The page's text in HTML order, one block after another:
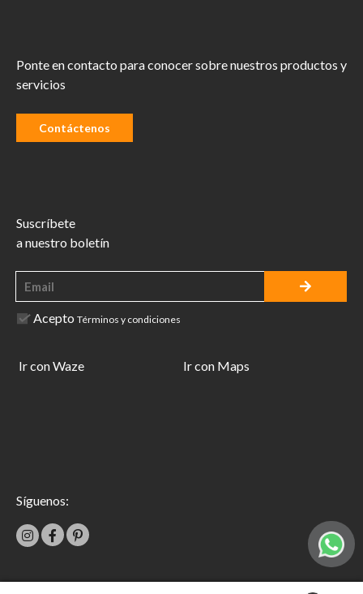
Ponte en contacto para conocer sobre nuestros productos y
servicios
Contáctenos
Suscríbete
a nuestro boletín
Acepto Términos y condiciones
Ir con Waze Ir con Maps
Síguenos: